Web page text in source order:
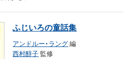
ふじいろの童話集
アンドルー・ラング編
西村醇子 監修